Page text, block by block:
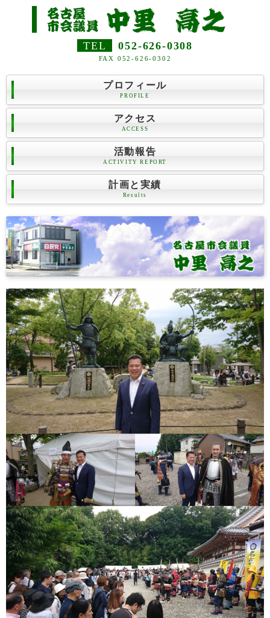
TEL 052-626-0308
FAX 052-626-0302
プロフィール
PROFILE
アクセス
ACCESS
活動報告
ACTIVITY REPORT
計画と実績
Results